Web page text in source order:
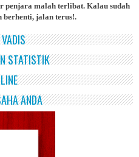
penjara malah terlibat. Kalau sudah
jalan terus!.
STATISTIK
ANDA